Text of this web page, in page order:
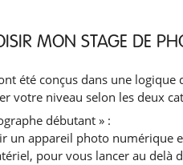
MON STAGE DE
été conçus dans une
votre niveau selon les deux
débutant » :
un appareil photo numérique
pour vous lancer au delà